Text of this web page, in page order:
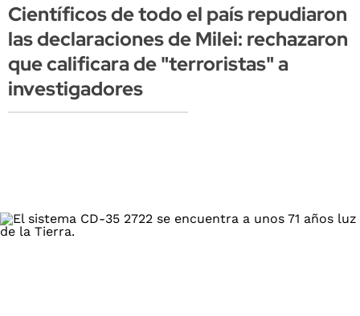
Científicos de todo el país repudiaron
las declaraciones de Milei: rechazaron
que calificara de "terroristas" a
investigadores